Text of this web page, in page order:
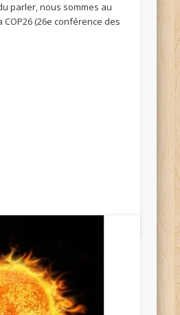
parler, nous sommes au
(26e conférence des